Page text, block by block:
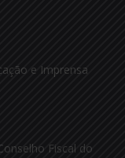
e Imprensa
Fiscal do